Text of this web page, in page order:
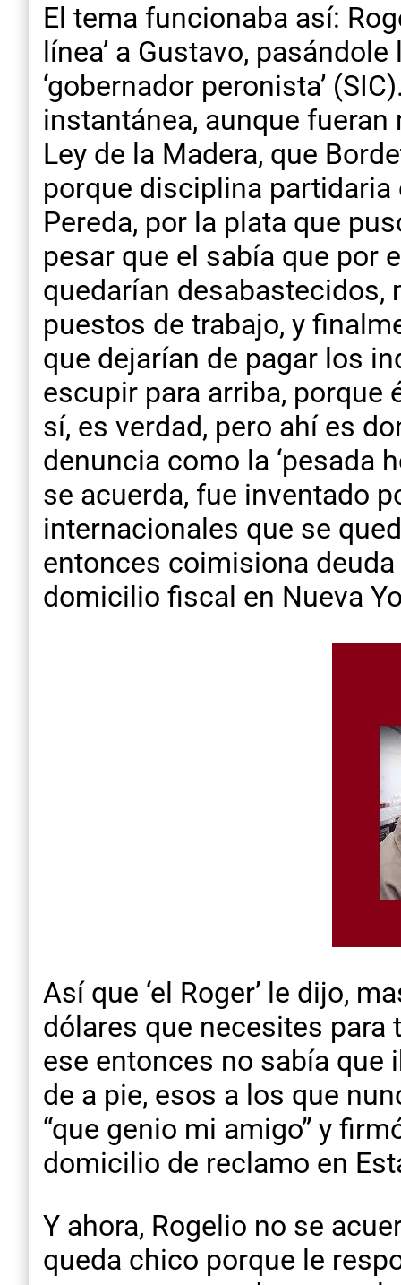
El tema funcionaba así:
línea’ a Gustavo,
‘gobernador peronista’
instantánea, aunque
Ley de la Madera, que
porque disciplina
Pereda, por la plata que
pesar que el sabía que por
quedarían desabastecidos,
puestos de trabajo, y
que dejarían de pagar los
escupir para arriba, porque
sí, es verdad, pero ahí es
denuncia como la ‘pesada
se acuerda, fue inventado
internacionales que se
entonces coimisiona
domicilio fiscal en Nueva
Así que ‘el Roger’ le dijo,
dólares que necesites
ese entonces no sabía que
de a pie, esos a los que
“que genio mi amigo” y
domicilio de reclamo en
Y ahora, Rogelio no se
queda chico porque le